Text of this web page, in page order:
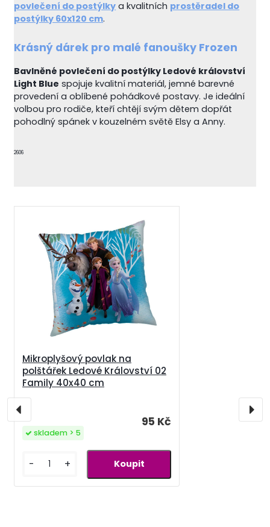
povlečení do postýlky a kvalitních prostěradel do
postýlky 60x120 cm.
Krásný dárek pro malé fanoušky Frozen
Bavlněné povlečení do postýlky Ledové království
Light Blue spojuje kvalitní materiál, jemné barevné
provedení a oblíbené pohádkové postavy. Je ideální
volbou pro rodiče, kteří chtějí svým dětem dopřát
pohodlný spánek v kouzelném světě Elsy a Anny.
2606
Mikroplyšový povlak na
polštářek Ledové Království 02
Family 40x40 cm
95 Kč
skladem > 5
- +